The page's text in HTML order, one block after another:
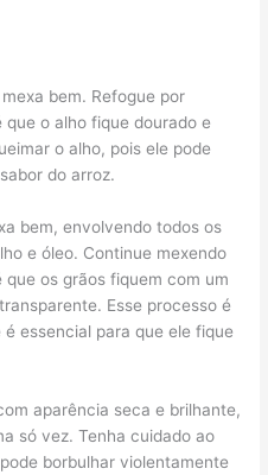
bem. Refogue por
o alho fique dourado e
o alho, pois ele pode
do arroz.
bem, envolvendo todos os
e óleo. Continue mexendo
os grãos fiquem com um
Esse processo é
essencial para que ele fique
aparência seca e brilhante,
só vez. Tenha cuidado ao
borbulhar violentamente